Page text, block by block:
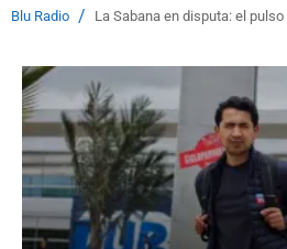
Blu Radio / La Sabana en disputa: el